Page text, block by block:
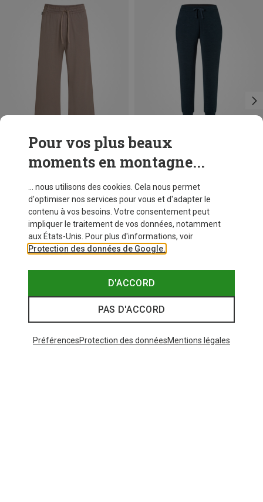
Vous économisez 39% Vous économisez 15%
Pour vos plus beaux
moments en montagne...
... nous utilisons des cookies. Cela nous permet
d'optimiser nos services pour vous et d'adapter le
contenu à vos besoins. Votre consentement peut
impliquer le traitement de vos données, notamment
aux États-Unis. Pour plus d'informations, voir
Protection des données de Google.
D'ACCORD
PAS D'ACCORD
PréférencesProtection des donnéesMentions légales